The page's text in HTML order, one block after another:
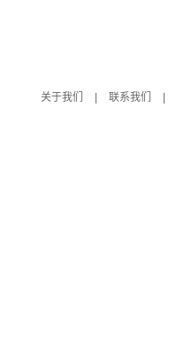
关于我们
联系我们